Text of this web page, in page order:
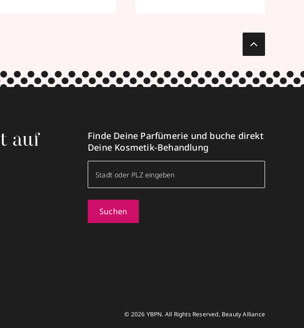
auf
Finde Deine Parfümerie und buche direkt
Deine Kosmetik-Behandlung
Suchen
© 2026 YBPN. All Rights Reserved, Beauty Alliance